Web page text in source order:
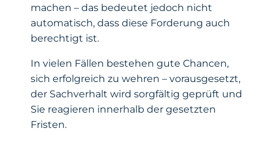
machen – das bedeutet jedoch nicht
automatisch, dass diese Forderung auch
berechtigt ist.
In vielen Fällen bestehen gute Chancen,
sich erfolgreich zu wehren – vorausgesetzt,
der Sachverhalt wird sorgfältig geprüft und
Sie reagieren innerhalb der gesetzten
Fristen.